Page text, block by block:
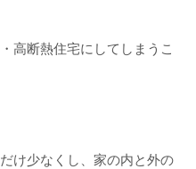
高断熱住宅にしてしまうこ
け少なくし、家の内と外の